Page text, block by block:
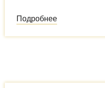
Подробнее
行